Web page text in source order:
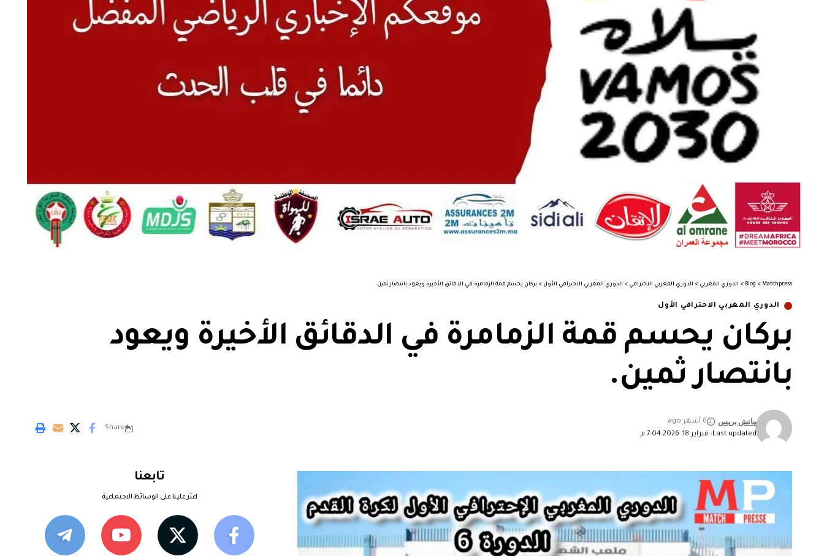
Matchpress
>
Blog
> الدوري المغربي > الدوري المغربي الاحترافي > الدوري المغربي الاحترافي الأول > بركان يحسم قمة الزمامرة في الدقائق الأخيرة ويعود بانتصار ثمين.
الدوري المغربي الاحترافي الأول
بركان يحسم قمة الزمامرة في الدقائق الأخيرة ويعود
بانتصار ثمين.
Last updated: فبراير 18, 2026 7:04 م
ماتش بريس
6 أشهر ago
Share
تابعنا
اعثر علينا على الوسائط الاجتماعية